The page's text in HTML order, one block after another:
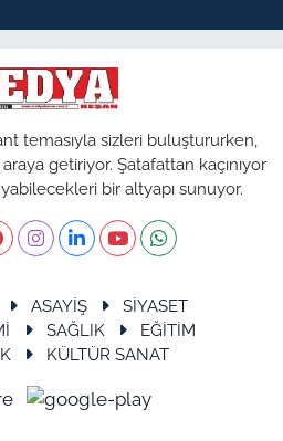
temasıyla sizleri buluştururken,
getiriyor. Şatafattan kaçınıyor
bir altyapı sunuyor.
ASAYİŞ
SİYASET
SAĞLIK
EĞİTİM
KÜLTÜR SANAT